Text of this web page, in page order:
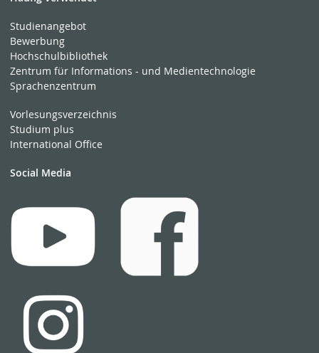
Studienangebot
Bewerbung
Hochschulbibliothek
Zentrum für Informations - und Medientechnologie
Sprachenzentrum
Vorlesungsverzeichnis
Studium plus
International Office
Social Media